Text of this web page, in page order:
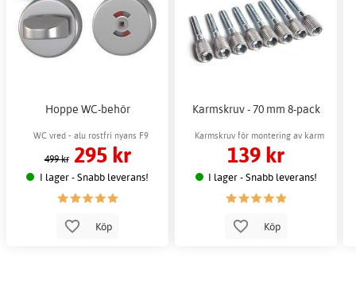
Hoppe WC-behör
WC vred - alu rostfri nyans F9
499 kr 295 kr
I lager - Snabb leverans!
Köp
Karmskruv - 70 mm 8-pack
Karmskruv för montering av karm
139 kr
I lager - Snabb leverans!
Köp